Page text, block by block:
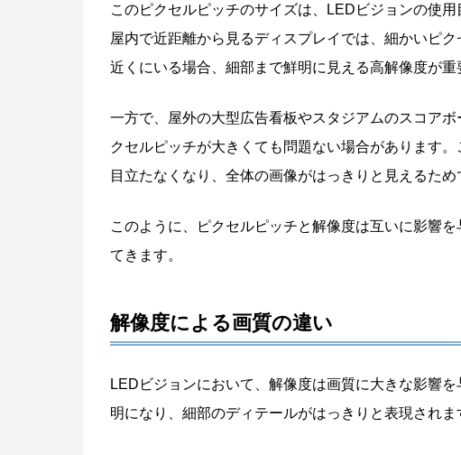
このピクセルピッチのサイズは、LEDビジョンの使
屋内で近距離から見るディスプレイでは、細かいピ
近くにいる場合、細部まで鮮明に見える高解像度が重
一方で、屋外の大型広告看板やスタジアムのスコア
クセルピッチが大きくても問題ない場合があります
目立たなくなり、全体の画像がはっきりと見えるため
このように、ピクセルピッチと解像度は互いに影響
てきます。
解像度による画質の違い
LEDビジョンにおいて、解像度は画質に大きな影響
明になり、細部のディテールがはっきりと表現されま